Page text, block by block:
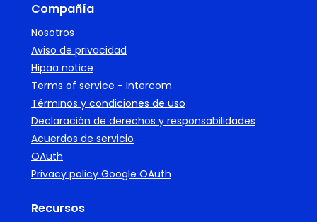
Compañía
Nosotros
Aviso de privacidad
Hipaa notice
Terms of service - Intercom
Términos y condiciones de uso
Declaración de derechos y responsabilidades
Acuerdos de servicio
OAuth
Privacy policy Google OAuth
Recursos